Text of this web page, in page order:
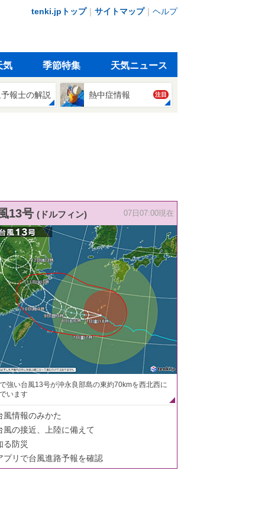
tenki.jpトップ｜ サイトマップ｜ ヘルプ
気 季節特集 天気ニュース
報士の解説 熱中症情報 注目
13号 (ドルフィン) 07日07:00現在
強い台風13号が沖永良部島の東約70kmを西北西に
います
風情報のみかた
風の接近、上陸に備えて
る防災
プリで台風進路予報を確認